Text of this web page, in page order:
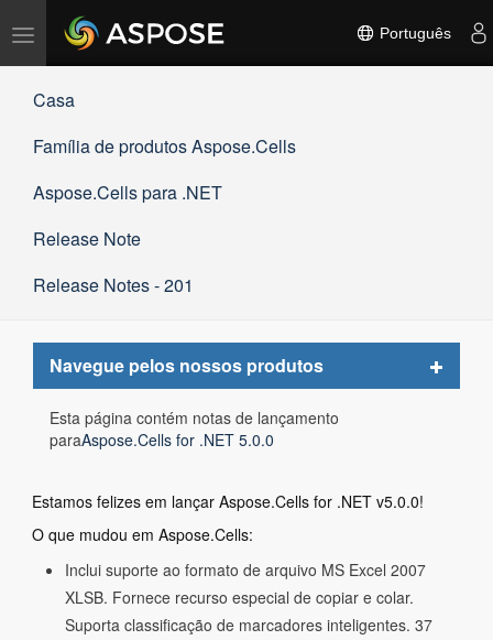
Alternar
navegação
Português
Casa
Família de produtos Aspose.Cells
Aspose.Cells para .NET
Release Note
Release Notes - 201
Navegue pelos nossos produtos
Toggle
Esta página contém notas de lançamento
paraAspose.Cells for .NET 5.0.0
Estamos felizes em lançar Aspose.Cells for .NET v5.0.0!
O que mudou em Aspose.Cells:
Inclui suporte ao formato de arquivo MS Excel 2007
XLSB. Fornece recurso especial de copiar e colar.
Suporta classificação de marcadores inteligentes. 37